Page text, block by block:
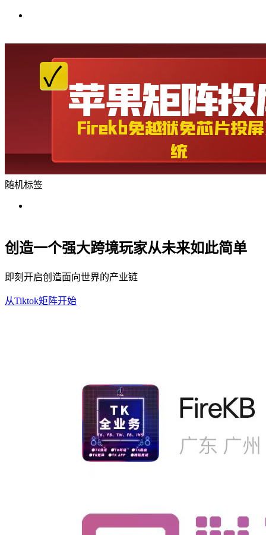
随机标签
创造一个强大跨境玩家从未来如此简单
即刻开启创造面向世界的产业链
从Tiktok矩阵开始